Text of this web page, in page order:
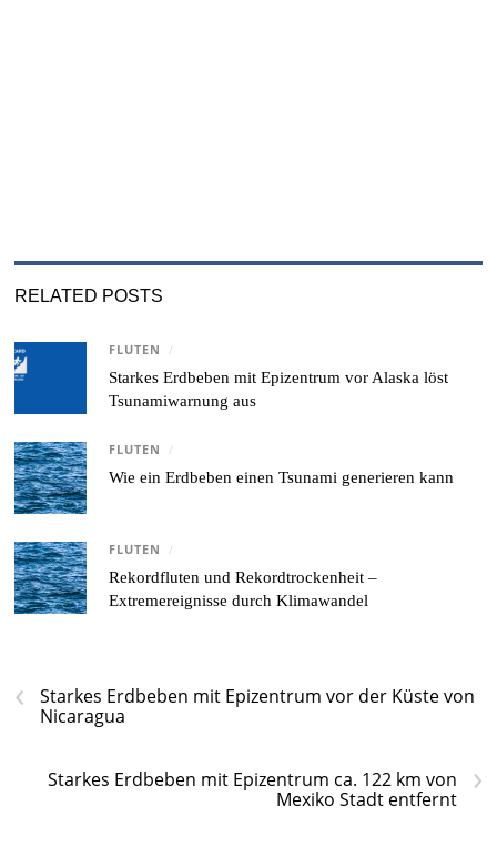
RELATED POSTS
FLUTEN /
Starkes Erdbeben mit Epizentrum vor Alaska löst
Tsunamiwarnung aus
FLUTEN /
Wie ein Erdbeben einen Tsunami generieren kann
FLUTEN /
Rekordfluten und Rekordtrockenheit –
Extremereignisse durch Klimawandel
‹
Starkes Erdbeben mit Epizentrum vor der Küste von
Nicaragua
›
Starkes Erdbeben mit Epizentrum ca. 122 km von
Mexiko Stadt entfernt